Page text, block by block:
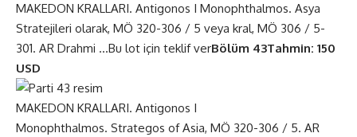
MAKEDON KRALLARI. Antigonos I Monophthalmos. Asya
Stratejileri olarak, MÖ 320-306 / 5 veya kral, MÖ 306 / 5-
301. AR Drahmi …Bu lot için teklif verBölüm 43Tahmin: 150
USD
MAKEDON KRALLARI. Antigonos I
Monophthalmos. Strategos of Asia, MÖ 320-306 / 5. AR